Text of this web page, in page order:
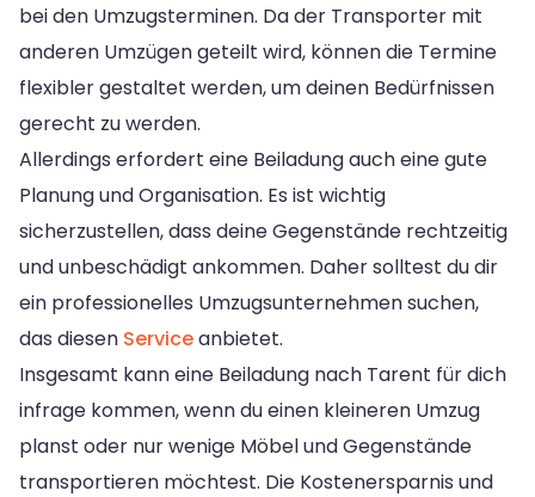
bei den Umzugsterminen. Da der Transporter mit
anderen Umzügen geteilt wird, können die Termine
flexibler gestaltet werden, um deinen Bedürfnissen
gerecht zu werden.
Allerdings erfordert eine Beiladung auch eine gute
Planung und Organisation. Es ist wichtig
sicherzustellen, dass deine Gegenstände rechtzeitig
und unbeschädigt ankommen. Daher solltest du dir
ein professionelles Umzugsunternehmen suchen,
das diesen Serviceanbietet.
Insgesamt kann eine Beiladung nach Tarent für dich
infrage kommen, wenn du einen kleineren Umzug
planst oder nur wenige Möbel und Gegenstände
transportieren möchtest. Die Kostenersparnis und